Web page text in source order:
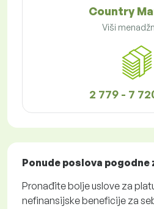
Country
Viši
2 779 - 7
Ponude poslova pogodne
Pronađite bolje uslove za
nefinansijske beneficije za